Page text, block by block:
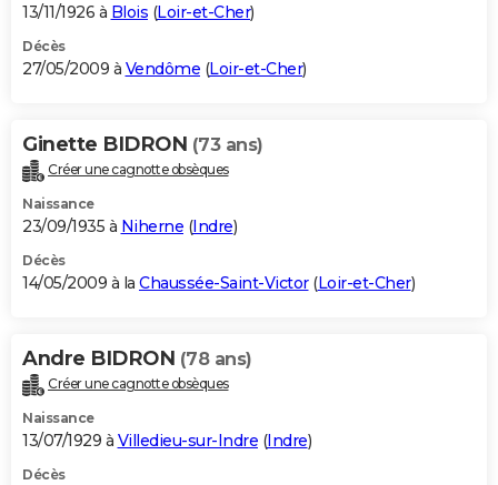
13/11/1926 à Blois (Loir-et-Cher)
Décès
27/05/2009 à Vendôme (Loir-et-Cher)
Ginette BIDRON (73 ans)
Créer une cagnotte obsèques
Naissance
23/09/1935 à Niherne (Indre)
Décès
14/05/2009 à la Chaussée-Saint-Victor(Loir-et-Cher)
Andre BIDRON (78 ans)
Créer une cagnotte obsèques
Naissance
13/07/1929 à Villedieu-sur-Indre (Indre)
Décès